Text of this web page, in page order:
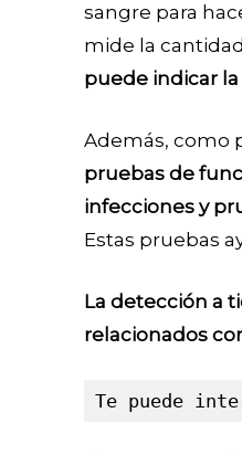
sangre para
mide la
puede indicar
Además, como
pruebas de
infecciones y
Estas pruebas
La detección a
relacionados
Te puede